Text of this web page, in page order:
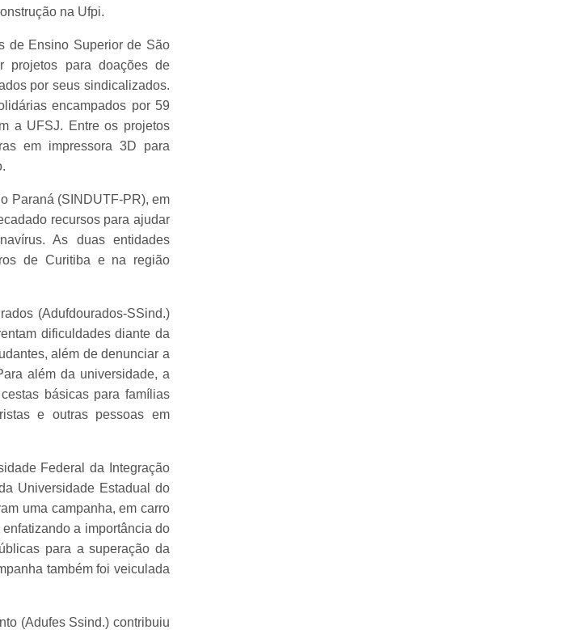
na Ufpi.
de Ensino Superior de São
projetos para doações de
por seus sindicalizados.
encampados por 59
a UFSJ. Entre os projetos
em impressora 3D para
Paraná (SINDUTF-PR), em
recursos para ajudar
As duas entidades
de Curitiba e na região
(Adufdourados-SSind.)
dificuldades diante da
além de denunciar a
além da universidade, a
básicas para famílias
e outras pessoas em
Federal da Integração
Universidade Estadual do
uma campanha, em carro
a importância do
para a superação da
também foi veiculada
(Adufes Ssind.) contribuiu